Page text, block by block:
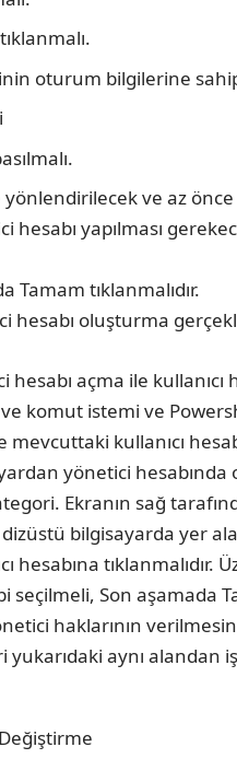
oturum bilgilerine
ve az
hesabı yapılması
Tamam tıklanmalıdır.
hesabı oluşturma
açma ile
komut istemi ve
kullanıcı
yönetici hesabında
Ekranın sağ
bilgisayarda yer
tıklanmalıdır.
Son aşamada
haklarının
aynı alandan